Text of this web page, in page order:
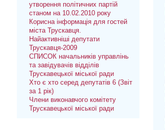
утворення політичних партій
станом на 10.02.2010 року
Корисна інформація для гостей
міста Трускавця.
Найактивніші депутати
Трускавця-2009
СПИСОК начальників управлінь
та завідувачів відділів
Трускавецької міської ради
Хто є хто серед депутатів 6 (Звіт
за 1 рік)
Члени виконавчого комітету
Трускавецької міської ради